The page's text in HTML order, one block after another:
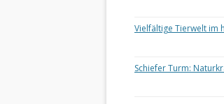
Vielfältige Tierwelt im
Schiefer Turm: